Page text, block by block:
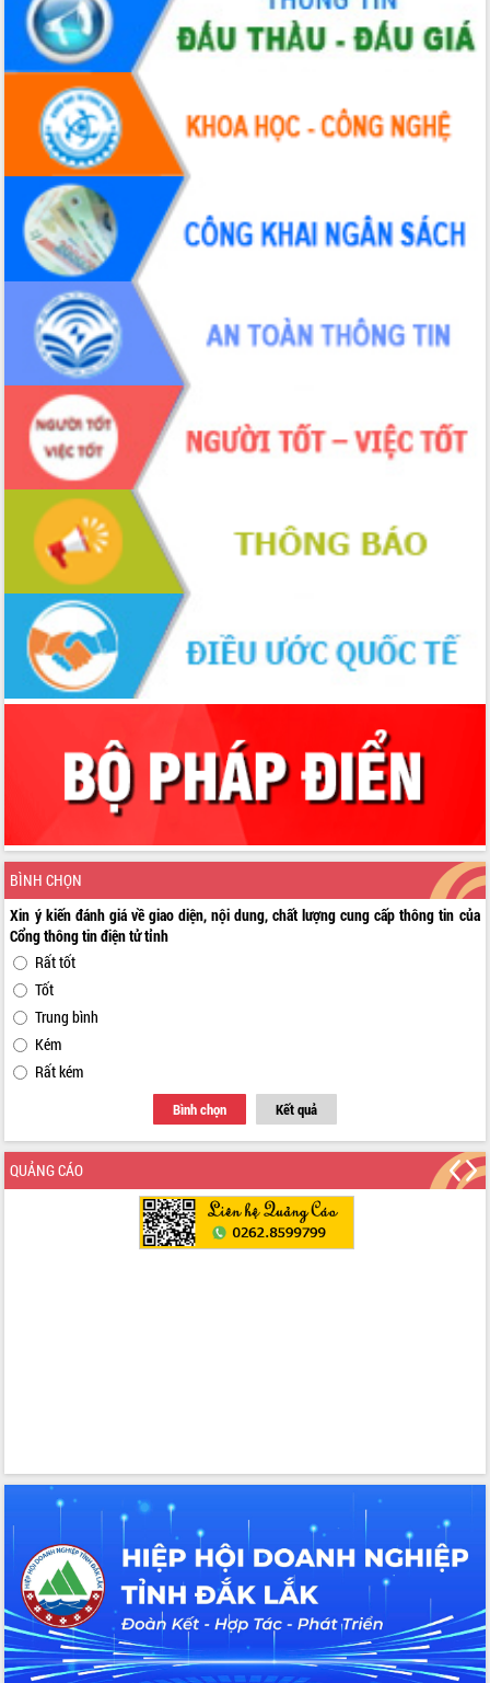
BÌNH CHỌN
Xin ý kiến đánh giá về giao diện, nội dung, chất lượng cung cấp thông tin của
Cổng thông tin điện tử tỉnh
Rất tốt
Tốt
Trung bình
Kém
Rất kém
Bình chọn Kết quả
QUẢNG CÁO